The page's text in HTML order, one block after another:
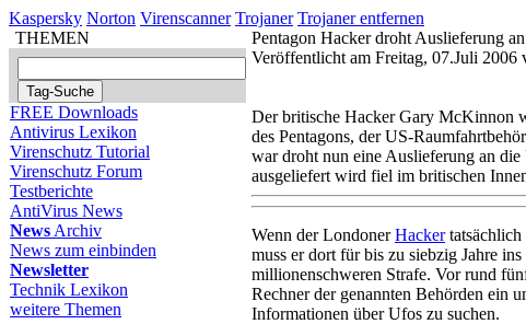
Kaspersky Norton Virenscanner Trojaner Trojaner entfernen
THEMEN
FREE Downloads
Antivirus Lexikon
Virenschutz Tutorial
Virenschutz Forum
Testberichte
AntiVirus News
News Archiv
News zum einbinden
Newsletter
Technik Lexikon
weitere Themen
Pentagon Hacker droht Auslieferung
Veröffentlicht am Freitag, 07.Juli 2006
Der britische Hacker Gary McKinnon
des Pentagons, der US-
war droht nun eine Auslieferung an
ausgeliefert wird fiel im britischen
Wenn der LondonerHackertatsächlich
muss er dort für bis zu siebzig Jahre
millionenschweren Strafe. Vor rund
Rechner der genannten Behörden ein
Informationen über Ufos zu suchen.